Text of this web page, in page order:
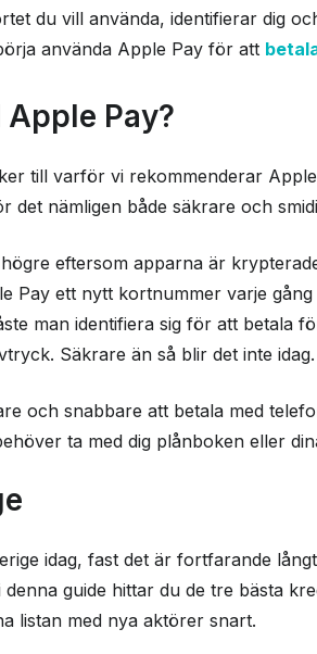
du vill använda, identifierar dig
använda Apple Pay för att
Pay?
till varför vi rekommenderar
det nämligen både säkrare och
eftersom apparna är
Pay ett nytt kortnummer varje
man identifiera sig för att betala
Säkrare än så blir det inte idag.
och snabbare att betala med
ta med dig plånboken eller
idag, fast det är fortfarande
guide hittar du de tre bästa
listan med nya aktörer snart.